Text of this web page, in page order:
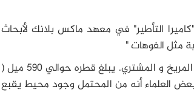
التأطير" في معهد ماكس بلانك لأبحاث
مثل الفوهات "
سيريس هو أكبر جسم موجود في حزام الكويكبات الرئيسي الذي يقع بين المريخ و المشتري. يبلغ قطره حوالي 590 ميل (
بعض العلماء أنه من المحتمل وجود محيط يقبع